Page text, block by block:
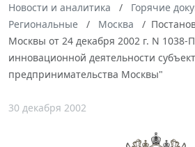
Новости и аналитика
Горячие
Региональные
Москва
Москвы от 24 декабря 2002 г. N
инновационной деятельности
предпринимательства Москвы"
30 декабря 2002